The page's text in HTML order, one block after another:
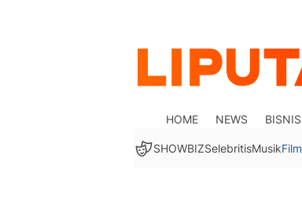
HOME NEWS BISNIS
SHOWBIZSelebritisMusikFilm